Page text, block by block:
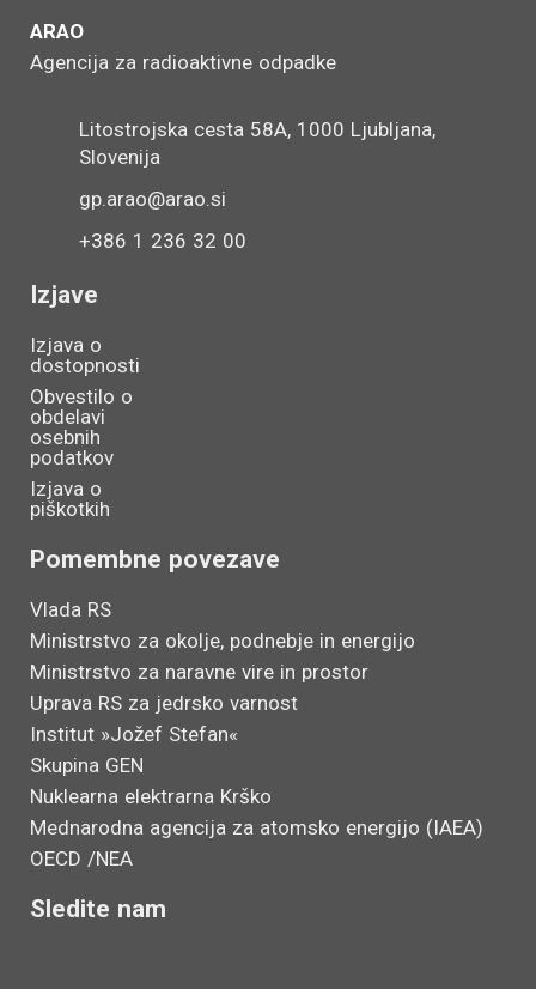
ARAO
Agencija za radioaktivne odpadke
Litostrojska cesta 58A, 1000 Ljubljana,
Slovenija
gp.arao@arao.si
+386 1 236 32 00
Izjave
Izjava o
dostopnosti
Obvestilo o
obdelavi
osebnih
podatkov
Izjava o
piškotkih
Pomembne povezave
Vlada RS
Ministrstvo za okolje, podnebje in energijo
Ministrstvo za naravne vire in prostor
Uprava RS za jedrsko varnost
Institut »Jožef Stefan«
Skupina GEN
Nuklearna elektrarna Krško
Mednarodna agencija za atomsko energijo (IAEA)
OECD /NEA
Sledite nam